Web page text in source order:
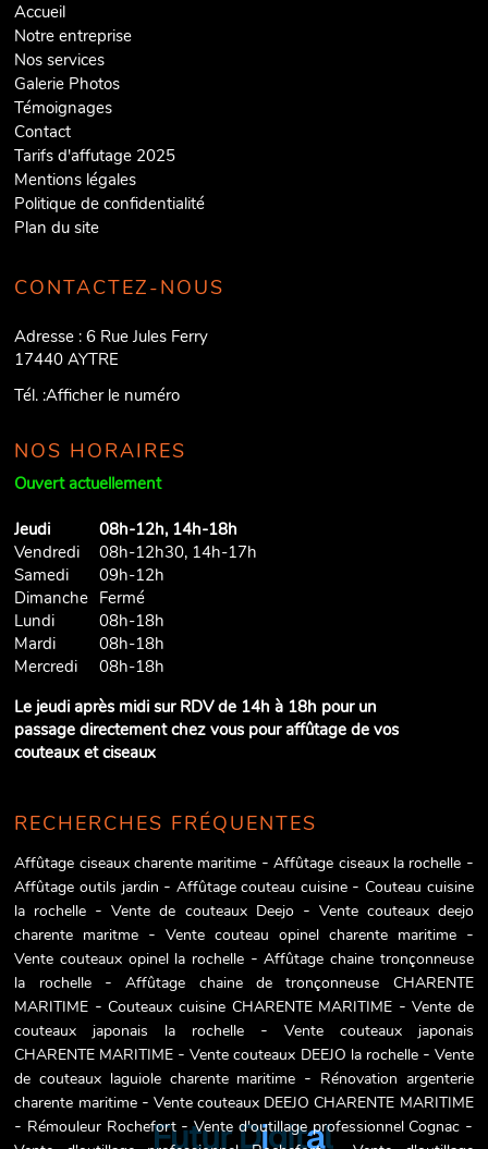
Accueil
Notre entreprise
Nos services
Galerie Photos
Témoignages
Contact
Tarifs d'affutage 2025
Mentions légales
Politique de confidentialité
Plan du site
CONTACTEZ-NOUS
Adresse :6 Rue Jules Ferry
17440 AYTRE
Tél. :Afficher le numéro
NOS HORAIRES
Ouvert actuellement
Jeudi
08h-12h, 14h-18h
Vendredi
08h-12h30, 14h-17h
Samedi
09h-12h
Dimanche Fermé
Lundi
08h-18h
Mardi
08h-18h
Mercredi
08h-18h
Le jeudi après midi sur RDV de 14h à 18h pour un
passage directement chez vous pour affûtage de vos
couteaux et ciseaux
RECHERCHES FRÉQUENTES
Affûtage ciseaux charente maritime
Affûtage ciseaux la rochelle
Affûtage outils jardin
Affûtage couteau cuisine
Couteau cuisine
la rochelle
Vente de couteaux Deejo
Vente couteaux deejo
charente maritme
Vente couteau opinel charente maritime
Vente couteaux opinel la rochelle
Affûtage chaine tronçonneuse
la rochelle
Affûtage chaine de tronçonneuse CHARENTE
MARITIME
Couteaux cuisine CHARENTE MARITIME
Vente de
couteaux japonais la rochelle
Vente couteaux japonais
CHARENTE MARITIME
Vente couteaux DEEJO la rochelle
Vente
de couteaux laguiole charente maritime
Rénovation argenterie
charente maritime
Vente couteaux DEEJO CHARENTE MARITIME
Rémouleur Rochefort
Vente d'outillage professionnel Cognac